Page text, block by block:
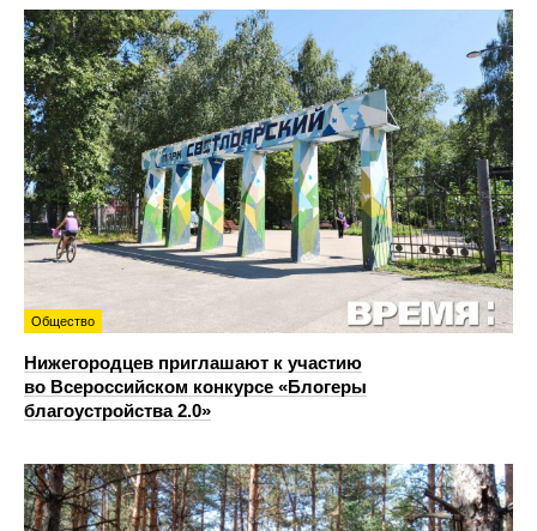
Общество
Нижегородцев приглашают к участию
во Всероссийском конкурсе «Блогеры
благоустройства 2.0»